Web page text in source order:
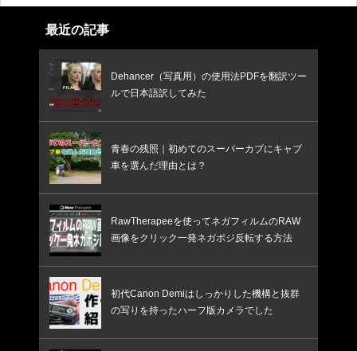
最近の記事
Dehancer（写真用）の使用法PDFを翻訳ツー
ルで日本語訳してみた
青春の残照｜初めてのスーパーカブにキャブ
車を選んだ理由とは？
RawTherapeeを使ってネガフィルムのRAW
画像をクリック一発ネガポジ反転する方法
初代Canon Demiはしっかりした機構と抜群
の写りを持ったハーフ版カメラでした